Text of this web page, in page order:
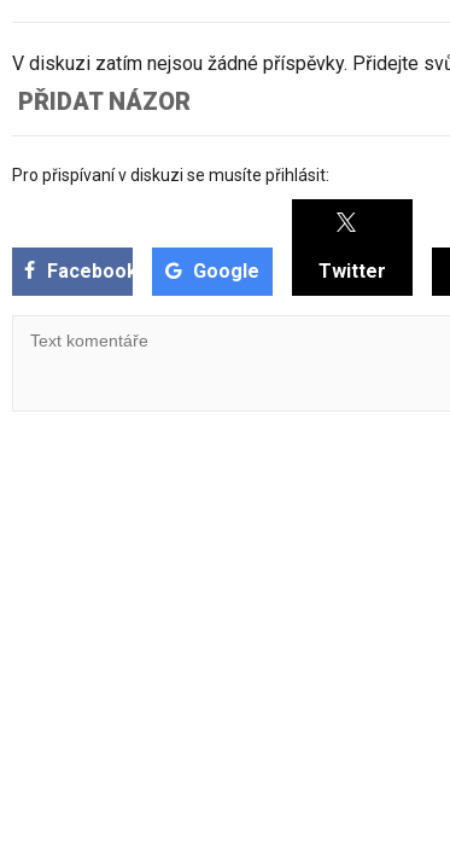
V diskuzi zatím nejsou žádné příspěvky. Přidejte
PŘIDAT NÁZOR
Pro přispívaní v diskuzi se musíte přihlásit:
Facebook Google Twitter